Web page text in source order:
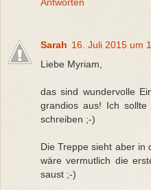
Sarah 16. Juli 2015 um
Liebe Myriam,
das sind wundervolle
grandios aus! Ich
schreiben ;-)
Die Treppe sieht aber in
wäre vermutlich die
saust ;-)